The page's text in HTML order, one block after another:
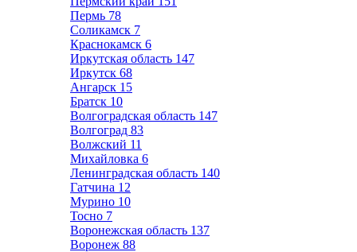
Пермь 78
Соликамск 7
Краснокамск 6
Иркутская область 147
Иркутск 68
Ангарск 15
Братск 10
Волгоградская область 147
Волгоград 83
Волжский 11
Михайловка 6
Ленинградская область 140
Гатчина 12
Мурино 10
Тосно 7
Воронежская область 137
Воронеж 88